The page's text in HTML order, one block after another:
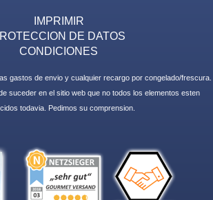
IMPRIMIR
DE DATOS
CONDICIONES
gastos de envio y cualquier recargo por congelado/frescura.
suceder en el sitio web que no todos los elementos esten
todavia. Pedimos su comprension.